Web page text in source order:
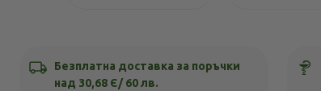
Безплатна доставка за поръчки
над 30,68 Є/ 60 лв.